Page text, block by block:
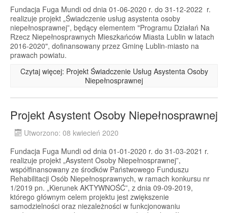
Fundacja Fuga Mundi od dnia 01-06-2020 r. do 31-12-2022 r.
realizuje projekt „Świadczenie usług asystenta osoby
niepełnosprawnej”, będący elementem "Programu Działań Na
Rzecz Niepełnosprawnych Mieszkańców Miasta Lublin w latach
2016-2020", dofinansowany przez Gminę Lublin-miasto na
prawach powiatu.
Czytaj więcej: Projekt Świadczenie Usług Asystenta Osoby
Niepełnosprawnej
Projekt Asystent Osoby Niepełnosprawnej
Utworzono: 08 kwiecień 2020
Fundacja Fuga Mundi od dnia 01-01-2020 r. do 31-03-2021 r.
realizuje projekt „Asystent Osoby Niepełnosprawnej”,
współfinansowany ze środków Państwowego Funduszu
Rehabilitacji Osób Niepełnosprawnych, w ramach konkursu nr
1/2019 pn. „Kierunek AKTYWNOŚĆ”, z dnia 09-09-2019,
którego głównym celem projektu jest zwiększenie
samodzielności oraz niezależności w funkcjonowaniu